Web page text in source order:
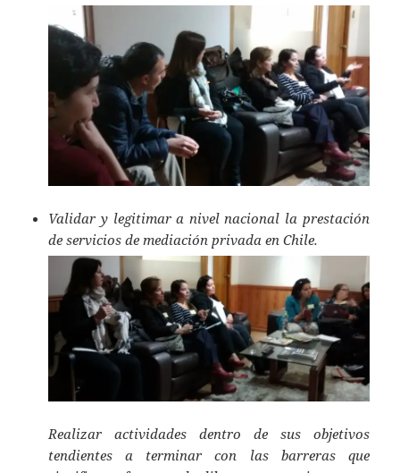
Validar y legitimar a nivel nacional la prestación
de servicios de mediación privada en Chile.
Realizar actividades dentro de sus objetivos
tendientes a terminar con las barreras que